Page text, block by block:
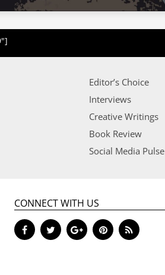
Editor’s Choice
Interviews
Creative Writings
Book Review
Social Media Pulse
CONNECT WITH US